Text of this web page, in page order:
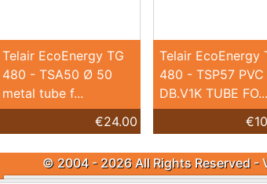
Telair EcoEnergy TG
480 - TSA50 Ø 50
metal tube f...
€24.00
Telair EcoEnergy
480 - TSP57 PVC
DB.V1K TUBE FO...
© 2004 - 2026 All Rights Reserved -